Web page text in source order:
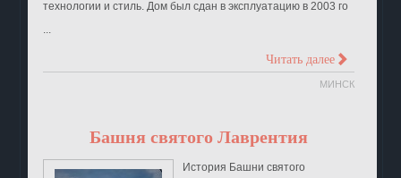
технологии и стиль. Дом был сдан в эксплуатацию в 2003 го
Читать далее >
МИНСК
Башня святого Лаврентия
История Башни святого